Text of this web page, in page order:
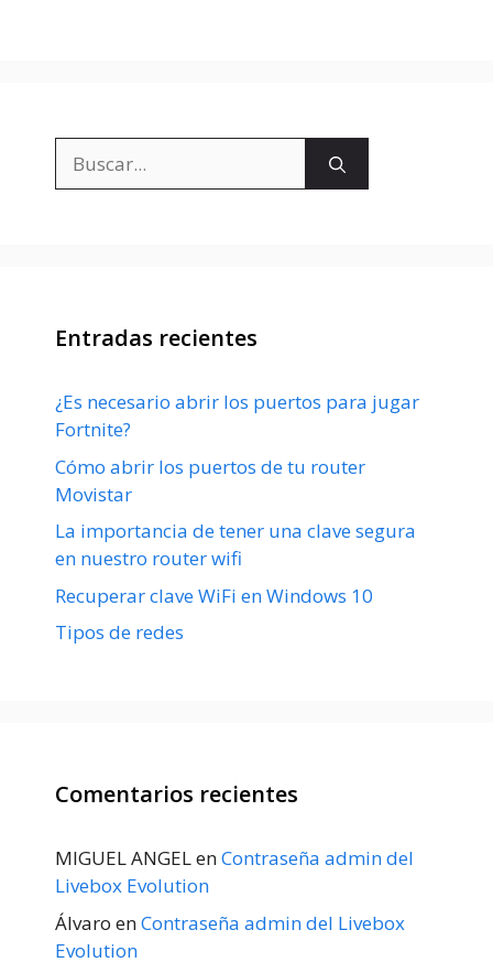
Entradas recientes
¿Es necesario abrir los puertos para jugar
Fortnite?
Cómo abrir los puertos de tu router
Movistar
La importancia de tener una clave segura
en nuestro router wifi
Recuperar clave WiFi en Windows 10
Tipos de redes
Comentarios recientes
MIGUEL ANGELenContraseña admin del
Livebox Evolution
Álvaro enContraseña admin del Livebox
Evolution